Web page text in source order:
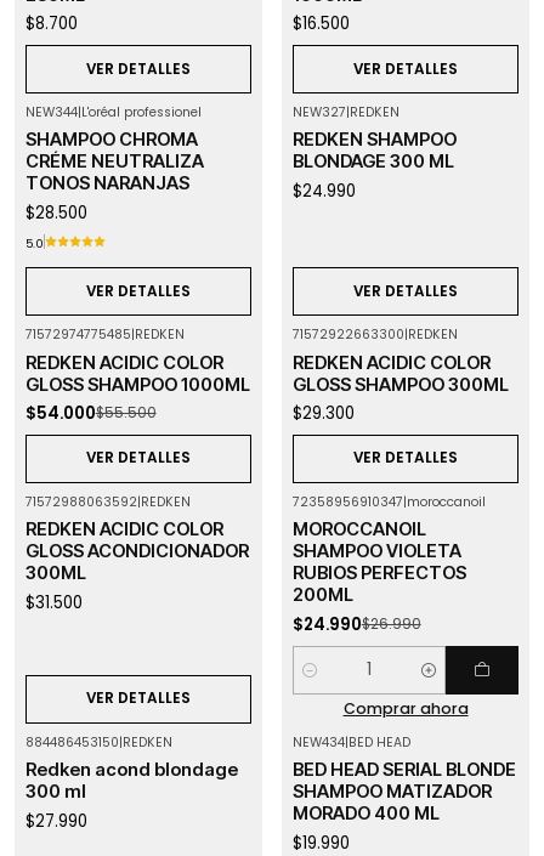
$8.700
VER DETALLES
$16.500
VER DETALLES
NEW344|L'oréal professionel
SHAMPOO CHROMA
CRÉME NEUTRALIZA
TONOS NARANJAS
$28.500
5.0
VER DETALLES
NEW327|REDKEN
REDKEN SHAMPOO
BLONDAGE 300 ML
$24.990
VER DETALLES
Agotado
71572974775485|REDKEN
REDKEN ACIDIC COLOR
GLOSS SHAMPOO 1000ML
$54.000$55.500
VER DETALLES
71572922663300|REDKEN
REDKEN ACIDIC COLOR
GLOSS SHAMPOO 300ML
$29.300
VER DETALLES
71572988063592|REDKEN
REDKEN ACIDIC COLOR
GLOSS ACONDICIONADOR
300ML
$31.500
VER DETALLES
72358956910347|moroccanoil
MOROCCANOIL
SHAMPOO VIOLETA
RUBIOS PERFECTOS
200ML
$24.990$26.990
Cantidad
Comprar ahora
884486453150|REDKEN
Redken acond blondage
300 ml
$27.990
NEW434|BED HEAD
BED HEAD SERIAL BLONDE
SHAMPOO MATIZADOR
MORADO 400 ML
$19.990